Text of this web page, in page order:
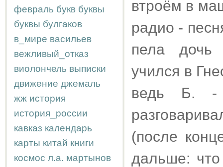
февраль букв буквы
буквы булгаков
в_мире васильев
вежливый_отказ
виолончель выписки
движение джемаль
жж история
история_россии
кавказ календарь
карты китай книги
космос л.а. мартынов
втроём в
радио -
пела дочь
учился в
ведь Б. -
(после
дальше: